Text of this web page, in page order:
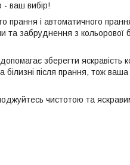
- ваш вибір!
прання і автоматичного
та забруднення з кольорової
зберегти яскравість
після прання, тож ваша
чистотою та